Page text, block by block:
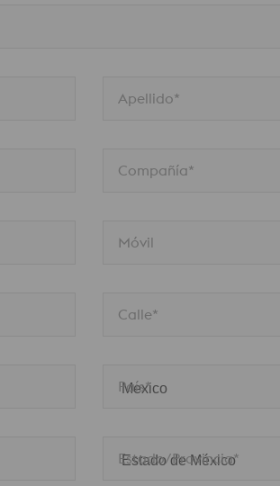
Apellido*
Compañía*
Móvil
Calle*
País*
Estado/Provincia*